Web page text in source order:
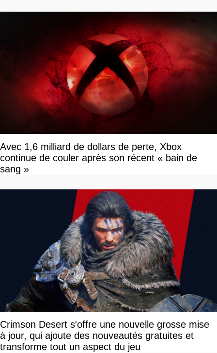
Avec 1,6 milliard de dollars de perte, Xbox
continue de couler après son récent « bain de
sang »
Crimson Desert s'offre une nouvelle grosse mise
à jour, qui ajoute des nouveautés gratuites et
transforme tout un aspect du jeu